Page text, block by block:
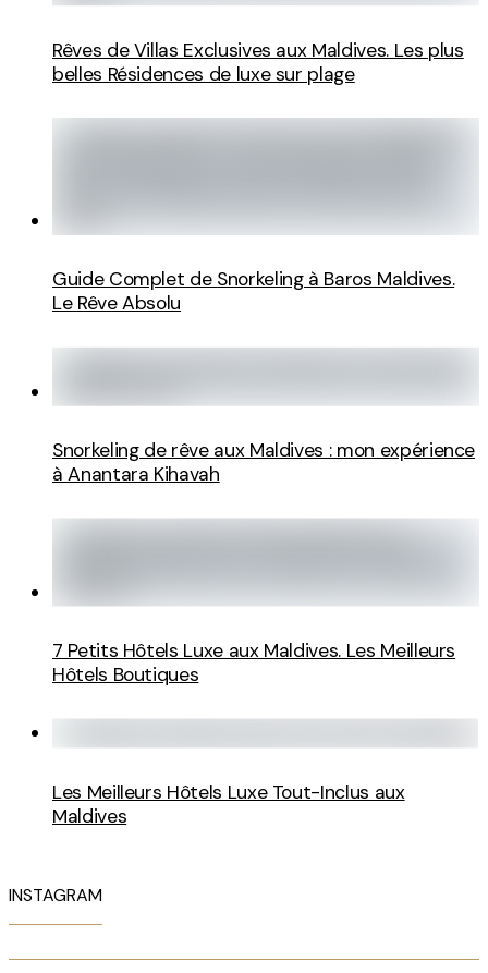
Rêves de Villas Exclusives aux Maldives. Les plus
belles Résidences de luxe sur plage
Guide Complet de Snorkeling à Baros Maldives.
Le Rêve Absolu
Snorkeling de rêve aux Maldives : mon expérience
à Anantara Kihavah
7 Petits Hôtels Luxe aux Maldives. Les Meilleurs
Hôtels Boutiques
Les Meilleurs Hôtels Luxe Tout-Inclus aux
Maldives
INSTAGRAM